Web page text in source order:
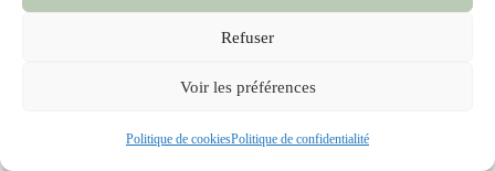
Refuser
Voir les préférences
Politique de cookiesPolitique de confidentialité